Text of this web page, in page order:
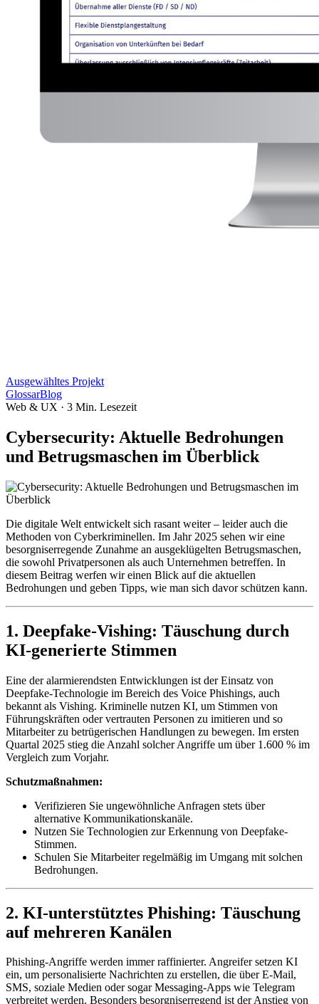
Ausgewähltes Projekt
GlossarBlog
Web & UX · 3 Min. Lesezeit
Cybersecurity: Aktuelle Bedrohungen
und Betrugsmaschen im Überblick
Die digitale Welt entwickelt sich rasant weiter – leider auch die
Methoden von Cyberkriminellen. Im Jahr 2025 sehen wir eine
besorgniserregende Zunahme an ausgeklügelten Betrugsmaschen,
die sowohl Privatpersonen als auch Unternehmen betreffen. In
diesem Beitrag werfen wir einen Blick auf die aktuellen
Bedrohungen und geben Tipps, wie man sich davor schützen kann.
1. Deepfake-Vishing: Täuschung durch
KI-generierte Stimmen
Eine der alarmierendsten Entwicklungen ist der Einsatz von
Deepfake-Technologie im Bereich des Voice Phishings, auch
bekannt als Vishing. Kriminelle nutzen KI, um Stimmen von
Führungskräften oder vertrauten Personen zu imitieren und so
Mitarbeiter zu betrügerischen Handlungen zu bewegen. Im ersten
Quartal 2025 stieg die Anzahl solcher Angriffe um über 1.600 % im
Vergleich zum Vorjahr.
Schutzmaßnahmen:
Verifizieren Sie ungewöhnliche Anfragen stets über
alternative Kommunikationskanäle.
Nutzen Sie Technologien zur Erkennung von Deepfake-
Stimmen.
Schulen Sie Mitarbeiter regelmäßig im Umgang mit solchen
Bedrohungen.
2. KI-unterstütztes Phishing: Täuschung
auf mehreren Kanälen
Phishing-Angriffe werden immer raffinierter. Angreifer setzen KI
ein, um personalisierte Nachrichten zu erstellen, die über E-Mail,
SMS, soziale Medien oder sogar Messaging-Apps wie Telegram
verbreitet werden. Besonders besorgniserregend ist der Anstieg von